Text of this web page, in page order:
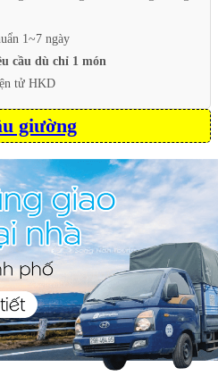
1~7 ngày
cầu dù chỉ 1 món
tử HKD
giường